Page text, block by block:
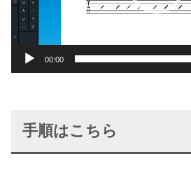
ー
00:00
手順はこちら